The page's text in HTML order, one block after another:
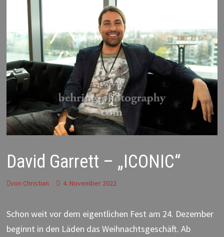
David Garrett – „ICONIC“
von Christian 4. November 2022
Schon weit vor dem eigentlichen Fest am 24. Dezember
beginnt in den Läden das Weihnachtsgeschäft. Ab